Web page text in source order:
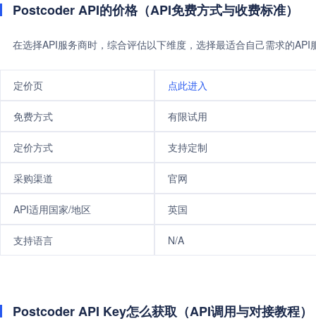
Postcoder API的价格（API免费方式与收费标准）
在选择API服务商时，综合评估以下维度，选择最适合自己需求的
定价页 点此进入
免费方式 有限试用
定价方式 支持定制
采购渠道 官网
API适用国家/地区 英国
支持语言 N/A
Postcoder API Key怎么获取（API调用与对接教程）